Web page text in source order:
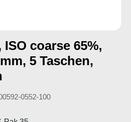
coarse 65%,
5 Taschen,
0552-100